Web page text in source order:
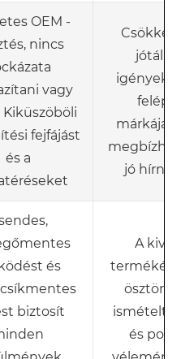
OEM -
nincs
vagy
Kiküszöböli
fejfájást
és a
felépíti
jó
és
biztosít
A
ösztönzi
ismételt
és